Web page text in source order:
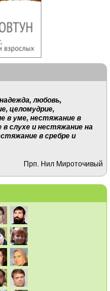
любовь,
целомудрие,
в уме, нестяжание в
слухе и нестяжание на
в сребре и
Прп. Нил Мироточивый